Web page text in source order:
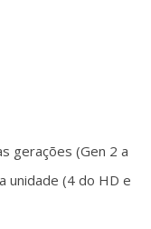
gerações (Gen 2 a
unidade (4 do HD e